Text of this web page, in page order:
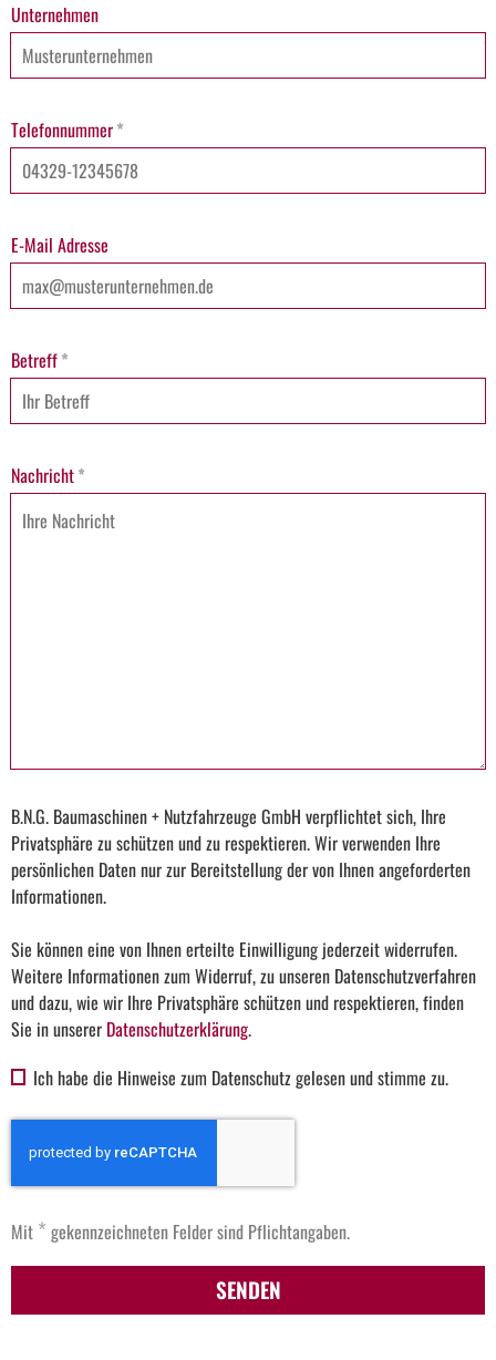
Unternehmen
Telefonnummer*
E-Mail Adresse
Betreff*
Nachricht*
B.N.G. Baumaschinen + Nutzfahrzeuge GmbH verpflichtet sich, Ihre
Privatsphäre zu schützen und zu respektieren. Wir verwenden Ihre
persönlichen Daten nur zur Bereitstellung der von Ihnen angeforderten
Informationen.
Sie können eine von Ihnen erteilte Einwilligung jederzeit widerrufen.
Weitere Informationen zum Widerruf, zu unseren Datenschutzverfahren
und dazu, wie wir Ihre Privatsphäre schützen und respektieren, finden
Sie in unserer Datenschutzerklärung.
Ich habe die Hinweise zum Datenschutz gelesen und stimme zu.
Mit * gekennzeichneten Felder sind Pflichtangaben.
SENDEN